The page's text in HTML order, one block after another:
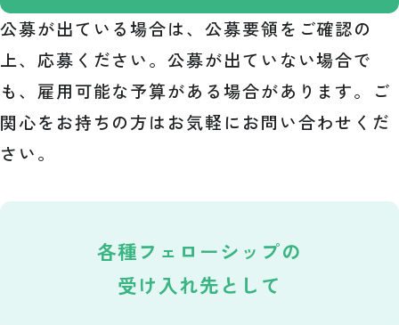
公募が出ている場合は、公募要領をご確認の
上、応募ください。公募が出ていない場合で
も、雇用可能な予算がある場合があります。ご
関心をお持ちの方はお気軽にお問い合わせくだ
さい。
各種フェローシップの
受け入れ先として